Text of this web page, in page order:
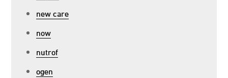
new care
now
nutrof
ogen